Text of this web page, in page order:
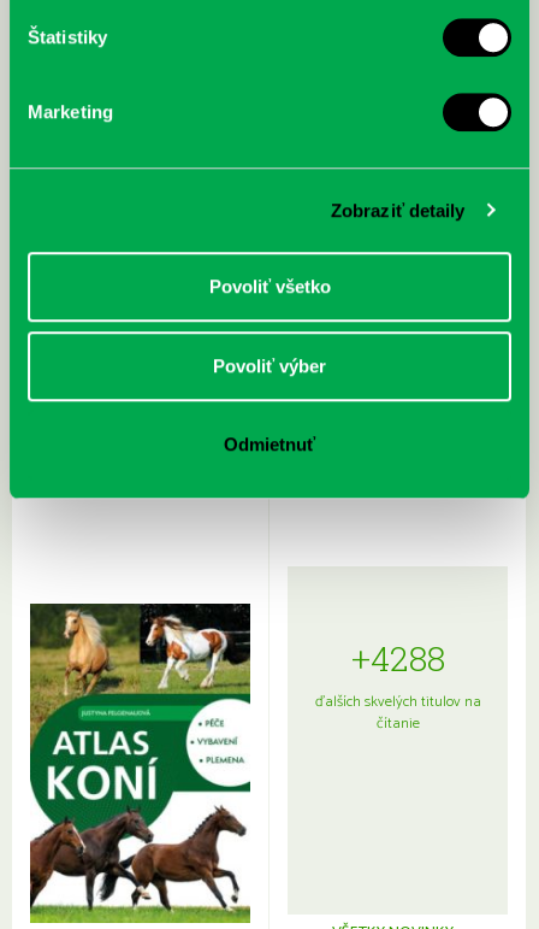
Štatistiky
Marketing
Zobraziť detaily
Povoliť všetko
Povoliť výber
Odmietnuť
Sprievodca po hviezdnej oblohe
kompletný sprievodca
+4288
ďalších skvelých titulov na
čítanie